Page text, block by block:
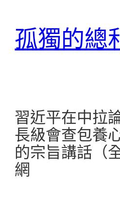
孤獨的總
習近平在中拉
長級會查包養
的宗旨講話（
網